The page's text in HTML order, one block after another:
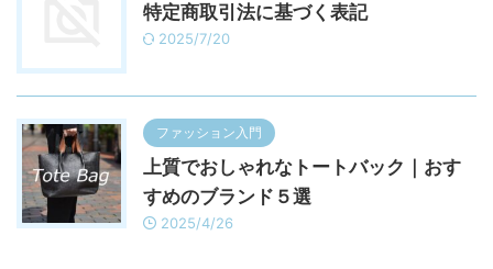
特定商取引法に基づく表記
2025/7/20
ファッション入門
上質でおしゃれなトートバック｜おす
すめのブランド５選
2025/4/26